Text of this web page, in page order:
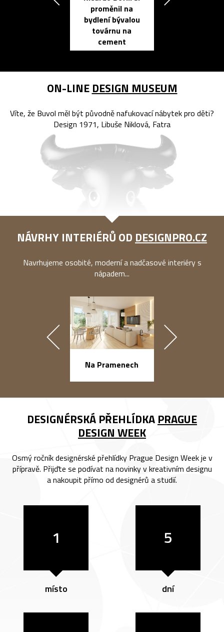
proměnil na
bydlení bývalou
továrnu na
cement
ON-LINE DESIGN MUSEUM
Víte, že Buvol měl být původně nafukovací nábytek pro děti?
Design 1971, Libuše Niklová, Fatra
NÁVRHY INTERIÉRŮ OD DESIGNPRO.CZ
Navrhujeme osobité, moderní a nadčasové interiéry s
nápadem...
Na Pramenech
DESIGNÉRSKÁ PŘEHLÍDKA PRAGUE
DESIGN WEEK
Osmý ročník designérské přehlídky Prague Design Week je v
přípravě. Přijďte se podívat na novinky v kreativním designu
a nakoupit přímo od designérů a studií.
1
místo
5
dní